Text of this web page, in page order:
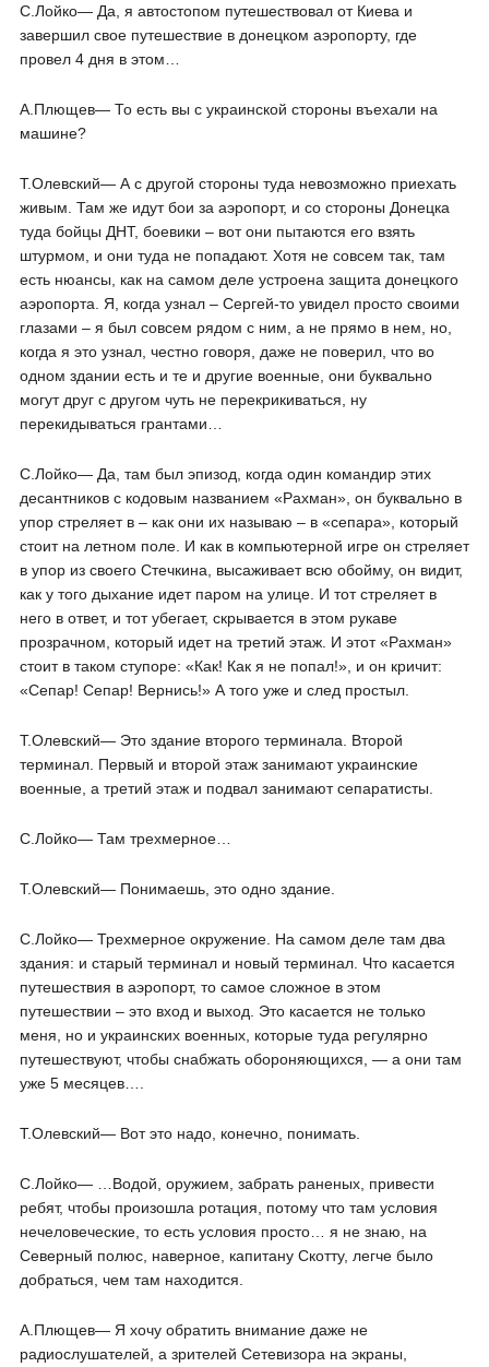
С.Лойко― Да, я автостопом путешествовал от Киева и
завершил свое путешествие в донецком аэропорту, где
провел 4 дня в этом…
А.Плющев― То есть вы с украинской стороны въехали на
машине?
Т.Олевский― А с другой стороны туда невозможно приехать
живым. Там же идут бои за аэропорт, и со стороны Донецка
туда бойцы ДНТ, боевики – вот они пытаются его взять
штурмом, и они туда не попадают. Хотя не совсем так, там
есть нюансы, как на самом деле устроена защита донецкого
аэропорта. Я, когда узнал – Сергей-то увидел просто своими
глазами – я был совсем рядом с ним, а не прямо в нем, но,
когда я это узнал, честно говоря, даже не поверил, что во
одном здании есть и те и другие военные, они буквально
могут друг с другом чуть не перекрикиваться, ну
перекидываться грантами…
С.Лойко― Да, там был эпизод, когда один командир этих
десантников с кодовым названием «Рахман», он буквально в
упор стреляет в – как они их называю – в «сепара», который
стоит на летном поле. И как в компьютерной игре он стреляет
в упор из своего Стечкина, высаживает всю обойму, он видит,
как у того дыхание идет паром на улице. И тот стреляет в
него в ответ, и тот убегает, скрывается в этом рукаве
прозрачном, который идет на третий этаж. И этот «Рахман»
стоит в таком ступоре: «Как! Как я не попал!», и он кричит:
«Сепар! Сепар! Вернись!» А того уже и след простыл.
Т.Олевский― Это здание второго терминала. Второй
терминал. Первый и второй этаж занимают украинские
военные, а третий этаж и подвал занимают сепаратисты.
С.Лойко― Там трехмерное…
Т.Олевский― Понимаешь, это одно здание.
С.Лойко― Трехмерное окружение. На самом деле там два
здания: и старый терминал и новый терминал. Что касается
путешествия в аэропорт, то самое сложное в этом
путешествии – это вход и выход. Это касается не только
меня, но и украинских военных, которые туда регулярно
путешествуют, чтобы снабжать обороняющихся, — а они там
уже 5 месяцев….
Т.Олевский― Вот это надо, конечно, понимать.
С.Лойко― …Водой, оружием, забрать раненых, привести
ребят, чтобы произошла ротация, потому что там условия
нечеловеческие, то есть условия просто… я не знаю, на
Северный полюс, наверное, капитану Скотту, легче было
добраться, чем там находится.
А.Плющев― Я хочу обратить внимание даже не
радиослушателей, а зрителей Сетевизора на экраны,